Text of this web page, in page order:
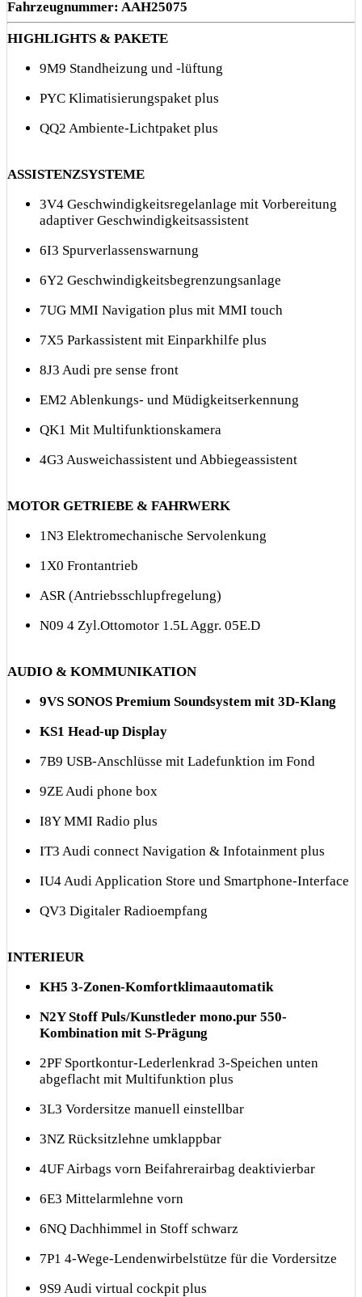
Fahrzeugnummer: AAH25075
HIGHLIGHTS & PAKETE
9M9 Standheizung und -lüftung
PYC Klimatisierungspaket plus
QQ2 Ambiente-Lichtpaket plus
ASSISTENZSYSTEME
3V4 Geschwindigkeitsregelanlage mit Vorbereitung
adaptiver Geschwindigkeitsassistent
6I3 Spurverlassenswarnung
6Y2 Geschwindigkeitsbegrenzungsanlage
7UG MMI Navigation plus mit MMI touch
7X5 Parkassistent mit Einparkhilfe plus
8J3 Audi pre sense front
EM2 Ablenkungs- und Müdigkeitserkennung
QK1 Mit Multifunktionskamera
4G3 Ausweichassistent und Abbiegeassistent
MOTOR GETRIEBE & FAHRWERK
1N3 Elektromechanische Servolenkung
1X0 Frontantrieb
ASR (Antriebsschlupfregelung)
N09 4 Zyl.Ottomotor 1.5L Aggr. 05E.D
AUDIO & KOMMUNIKATION
9VS SONOS Premium Soundsystem mit 3D-Klang
KS1 Head-up Display
7B9 USB-Anschlüsse mit Ladefunktion im Fond
9ZE Audi phone box
I8Y MMI Radio plus
IT3 Audi connect Navigation & Infotainment plus
IU4 Audi Application Store und Smartphone-Interface
QV3 Digitaler Radioempfang
INTERIEUR
KH5 3-Zonen-Komfortklimaautomatik
N2Y Stoff Puls/Kunstleder mono.pur 550-
Kombination mit S-Prägung
2PF Sportkontur-Lederlenkrad 3-Speichen unten
abgeflacht mit Multifunktion plus
3L3 Vordersitze manuell einstellbar
3NZ Rücksitzlehne umklappbar
4UF Airbags vorn Beifahrerairbag deaktivierbar
6E3 Mittelarmlehne vorn
6NQ Dachhimmel in Stoff schwarz
7P1 4-Wege-Lendenwirbelstütze für die Vordersitze
9S9 Audi virtual cockpit plus